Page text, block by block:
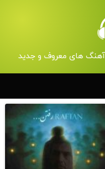
آهنگ های معروف و جدید